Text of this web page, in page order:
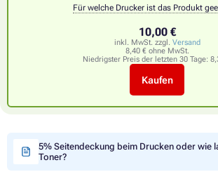
Für welche Drucker ist das Produkt
10,00 €
inkl. MwSt. zzgl. Versand
8,40 € ohne MwSt.
Niedrigster Preis der letzten 30 Tage:
Kaufen
5% Seitendeckung beim Drucken oder wie
Toner?